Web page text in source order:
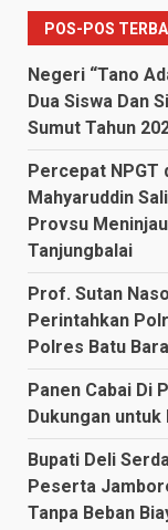
POS-POS
Negeri “Tano
Dua Siswa Dan
Sumut Tahun
Percepat NPGT
Mahyaruddin
Provsu
Tanjungbalai
Prof. Sutan
Perintahkan
Polres Batu Bara
Panen Cabai Di
Dukungan
Bupati Deli
Peserta
Tanpa Beban